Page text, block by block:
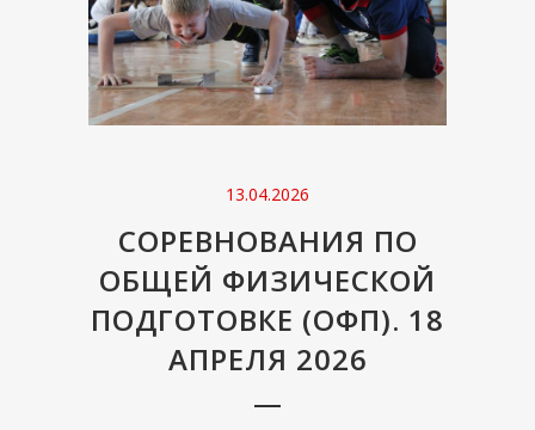
13.04.2026
СОРЕВНОВАНИЯ ПО
ОБЩЕЙ ФИЗИЧЕСКОЙ
ПОДГОТОВКЕ (ОФП). 18
АПРЕЛЯ 2026